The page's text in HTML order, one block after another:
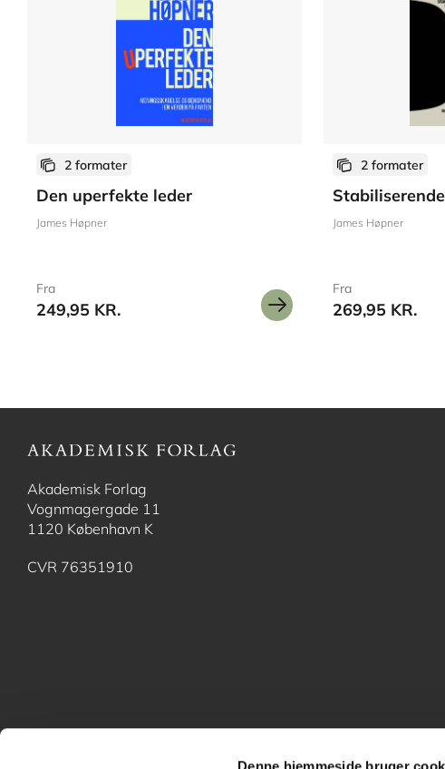
Denne hjemmeside bruger
2 formater
Den uperfekte leder
James Høpner
Fra
249,95 KR.
2 formater
James Høpner
Fra
269,95 KR.
Akademisk Forlag
Vognmagergade 11
1120 København K
CVR 76351910